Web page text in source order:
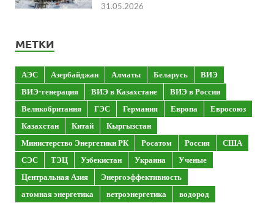
31.05.2026
МЕТКИ
АЭС Азербайджан Алматы Беларусь
ВИЭ
ВИЭ-генерация
ВИЭ в Казахстане
ВИЭ в России
Великобритания
ГЭС Германия Европа
Евросоюз
Казахстан
Китай
Кыргызстан
Министерство Энергетики РК
Росатом Россия
США
СЭС
ТЭЦ Узбекистан Украина
Ученые
Центральная Азия
Энергоэффективность
атомная энергетика
ветроэнергетика
водород